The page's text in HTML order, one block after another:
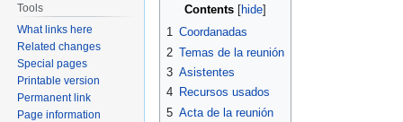
Contents
1 Coordanadas
2 Temas de la reunión
3 Asistentes
4 Recursos usados
5 Acta de la reunión
Tools
What links here
Related changes
Special pages
Printable version
Permanent link
Page information